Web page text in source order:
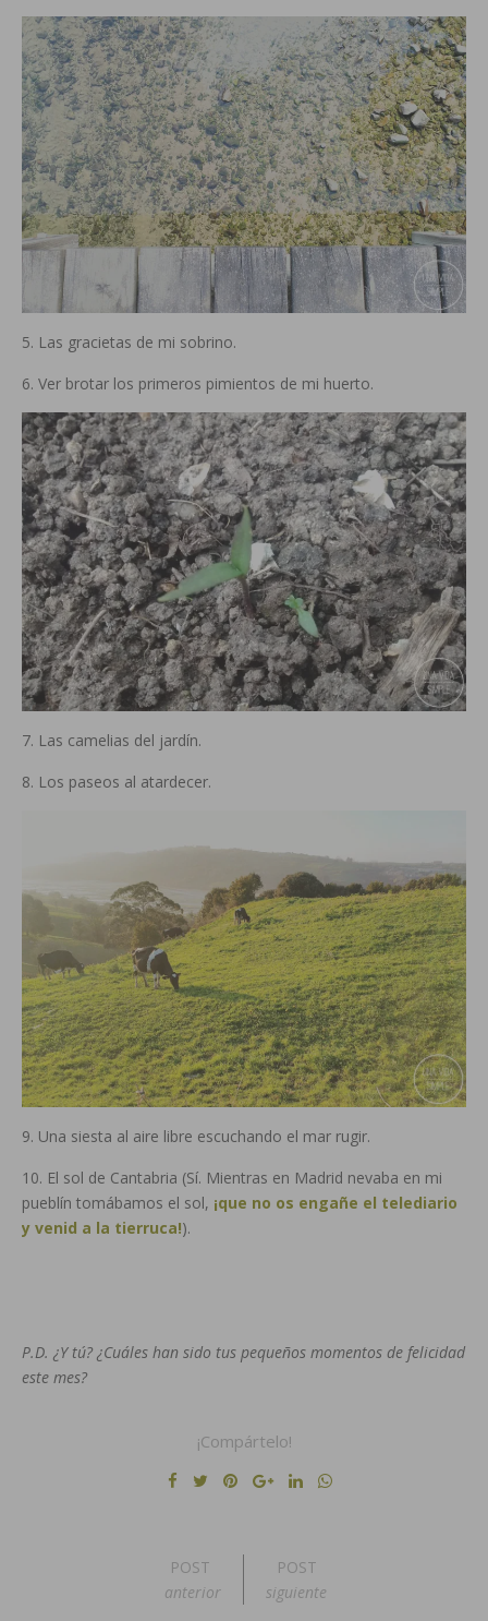
5. Las gracietas de mi sobrino.
6. Ver brotar los primeros pimientos de mi huerto.
7. Las camelias del jardín.
8. Los paseos al atardecer.
9. Una siesta al aire libre escuchando el mar rugir.
10. El sol de Cantabria (Sí. Mientras en Madrid nevaba en mi
pueblín tomábamos el sol, ¡que no os engañe el telediario
y venid a la tierruca!).
P.D. ¿Y tú? ¿Cuáles han sido tus pequeños momentos de felicidad
este mes?
¡Compártelo!
POST
anterior
POST
siguiente